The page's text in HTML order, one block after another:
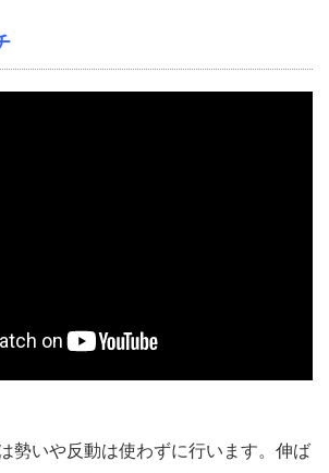
にしましょう。
勢いや反動は使わずに行います。伸ば